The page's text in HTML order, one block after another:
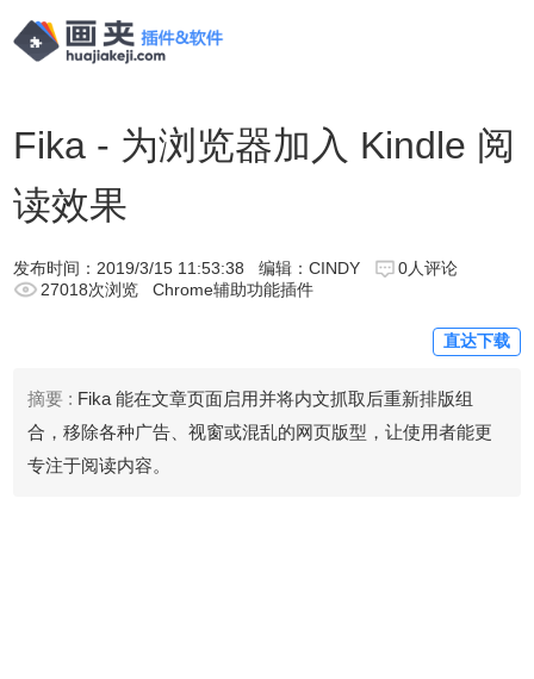
Fika - 为浏览器加入 Kindle 阅
读效果
发布时间： 2019/3/15 11:53:38 编辑：CINDY
0人评论
27018次浏览
Chrome辅助功能插件
直达下载
摘要 : Fika 能在文章页面启用并将内文抓取后重新排版组
合，移除各种广告、视窗或混乱的网页版型，让使用者能更
专注于阅读内容。